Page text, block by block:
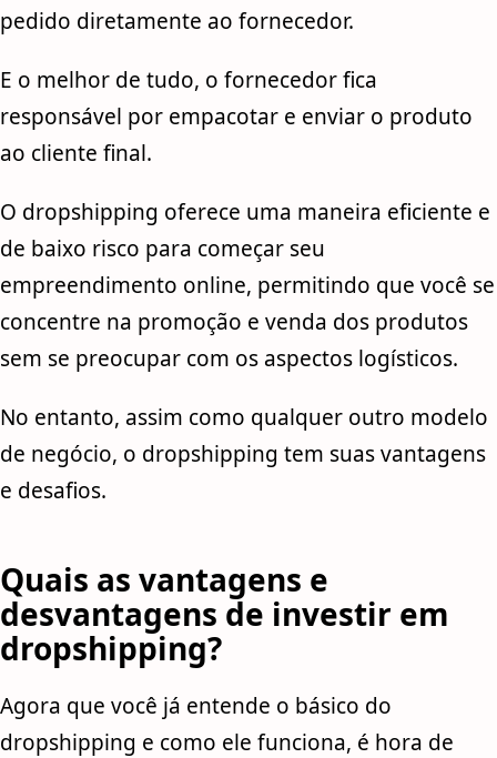
pedido diretamente ao fornecedor.
E o melhor de tudo, o fornecedor fica
responsável por empacotar e enviar o produto
ao cliente final.
O dropshipping oferece uma maneira eficiente e
de baixo risco para começar seu
empreendimento online, permitindo que você se
concentre na promoção e venda dos produtos
sem se preocupar com os aspectos logísticos.
No entanto, assim como qualquer outro modelo
de negócio, o dropshipping tem suas vantagens
e desafios.
Quais as vantagens e
desvantagens de investir em
dropshipping?
Agora que você já entende o básico do
dropshipping e como ele funciona, é hora de